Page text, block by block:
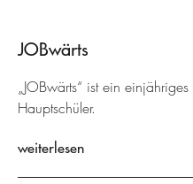
JOBwärts
„JOBwärts“ ist ein
Hauptschüler.
weiterlesen